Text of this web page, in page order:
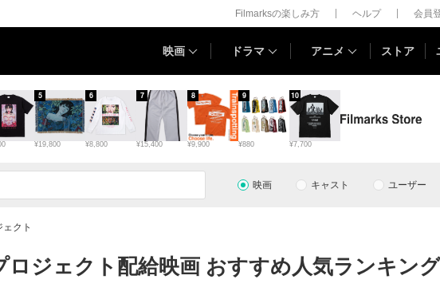
Filmarksの楽しみ方 ヘルプ 会員
映画 ドラマ アニメ ストア
¥19,800
5
¥8,800
6
¥15,400
7
¥9,900
8
¥880
9
¥7,700
10
映画 キャスト ユーザー
クト
ジェクト配給映画 おすすめ人気ランキン